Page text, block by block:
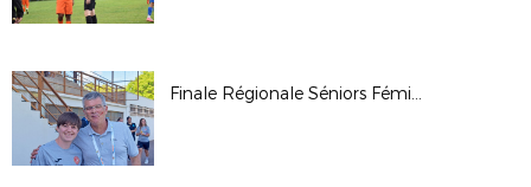
Finale Régionale Séniors Féminine 2025